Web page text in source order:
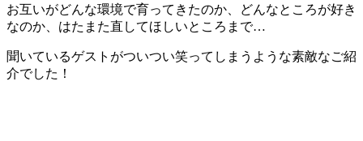
お互いがどんな環境で育ってきたのか、どんなところが好き
なのか、はたまた直してほしいところまで…
聞いているゲストがついつい笑ってしまうような素敵なご紹
介でした！